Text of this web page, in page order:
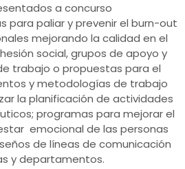
a concurso
para paliar y prevenir el burn-out
mejorando la calidad en el
social, grupos de apoyo y
trabajo o propuestas para el
y metodologías de trabajo
la planificación de actividades
programas para mejorar el
emocional de las personas
de líneas de comunicación
y departamentos.